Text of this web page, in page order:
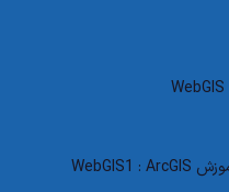
سرفصل دوره آموزش WebGIS1 : ArcGIS